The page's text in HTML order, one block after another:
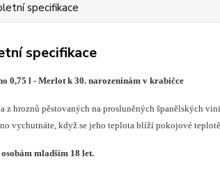
specifikace
specifikace
0,75 l - Merlot k 30. narozeninám v krabičce
z hroznů pěstovaných na prosluněných španělských
vychutnáte, když se jeho teplota blíží pokojové
mladším 18 let.